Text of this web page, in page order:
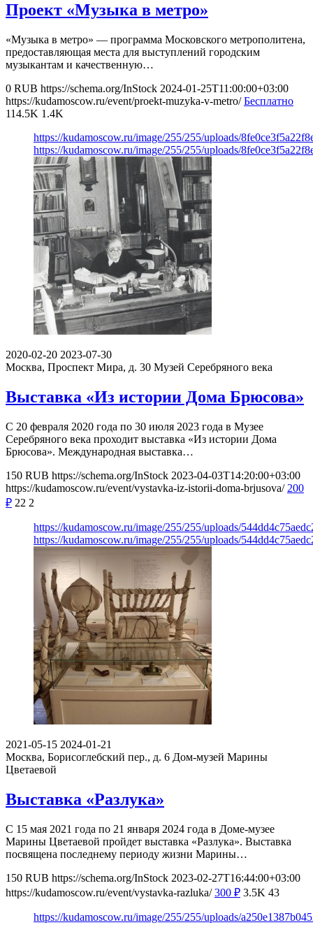
Проект «Музыка в метро»
«Музыка в метро» — программа Московского метрополитена,
предоставляющая места для выступлений городским
музыкантам и качественную…
0 RUB https://schema.org/InStock 2024-01-25T11:00:00+03:00
https://kudamoscow.ru/event/proekt-muzyka-v-metro/ Бесплатно
114.5K 1.4K
https://kudamoscow.ru/image/255/255/uploads/
https://kudamoscow.ru/image/255/255/uploads/
2020-02-20 2023-07-30
Москва, Проспект Мира, д. 30 Музей Серебряного века
Выставка «Из истории Дома Брюсова»
С 20 февраля 2020 года по 30 июля 2023 года в Музее
Серебряного века проходит выставка «Из истории Дома
Брюсова». Международная выставка…
150 RUB https://schema.org/InStock 2023-04-03T14:20:00+03:00
https://kudamoscow.ru/event/vystavka-iz-istorii-doma-brjusova/ 200
₽ 22 2
https://kudamoscow.ru/image/255/255/uploads/
https://kudamoscow.ru/image/255/255/uploads/
2021-05-15 2024-01-21
Москва, Борисоглебский пер., д. 6 Дом-музей Марины
Цветаевой
Выставка «Разлука»
С 15 мая 2021 года по 21 января 2024 года в Доме-музее
Марины Цветаевой пройдет выставка «Разлука». Выставка
посвящена последнему периоду жизни Марины…
150 RUB https://schema.org/InStock 2023-02-27T16:44:00+03:00
https://kudamoscow.ru/event/vystavka-razluka/ 300 ₽ 3.5K 43
https://kudamoscow.ru/image/255/255/uploads/